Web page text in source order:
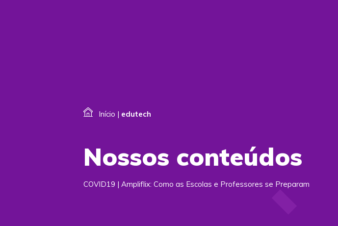
Início | edutech
Nossos conteúdos
COVID19 | Ampliflix: Como as Escolas e Professores se Preparam